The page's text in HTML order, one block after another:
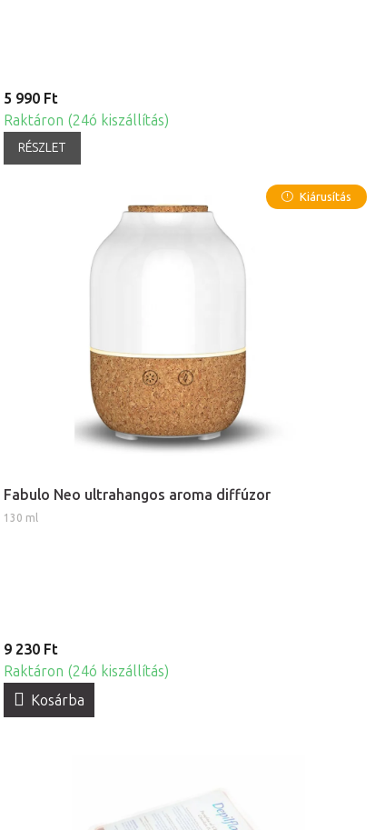
5 990 Ft
Raktáron (24ó kiszállítás)
RÉSZLET
Kiárusítás
Fabulo Neo ultrahangos aroma diffúzor
130 ml
9 230 Ft
Raktáron (24ó kiszállítás)
Kosárba